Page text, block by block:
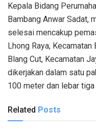
Kepala Bidang
Bambang Anwar Sadat,
selesai mencakup
Lhong Raya, Kecamatan
Blang Cut, Kecamatan
dikerjakan dalam satu
100 meter dan lebar tiga
Related Posts